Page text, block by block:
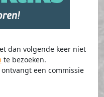
dan volgende keer niet
te bezoeken.
een commissie